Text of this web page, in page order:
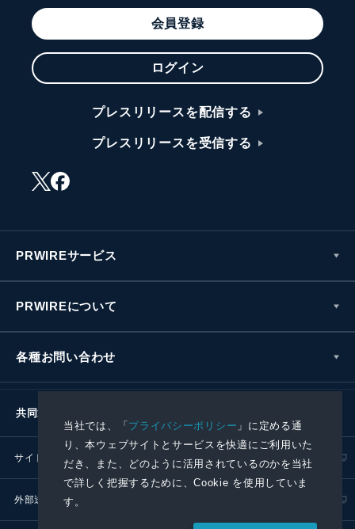
当社では、「プライバシーポリシー 」に定める通
り、本ウェブサイトとサービスを快適にご利用いた
だき、また、どのように活用されているのかを当社
で詳しく把握するために、Cookie を使用していま
す。
会員登録
ログイン
プレスリリースを配信する
プレスリリースを受信する
PRWIREサービス
PRWIREについて
各種お問い合わせ
共同通信社グループ
サイトポリシー プライバシーポリシー
外部送信ポリシー